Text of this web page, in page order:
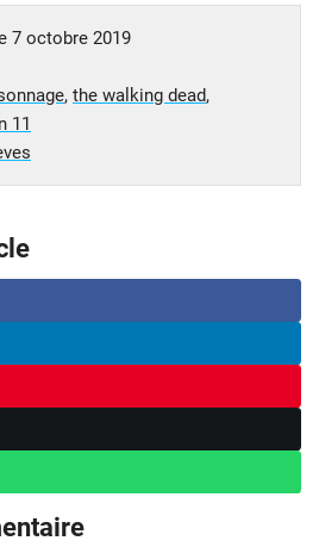
7 octobre 2019
, the walking dead,
11